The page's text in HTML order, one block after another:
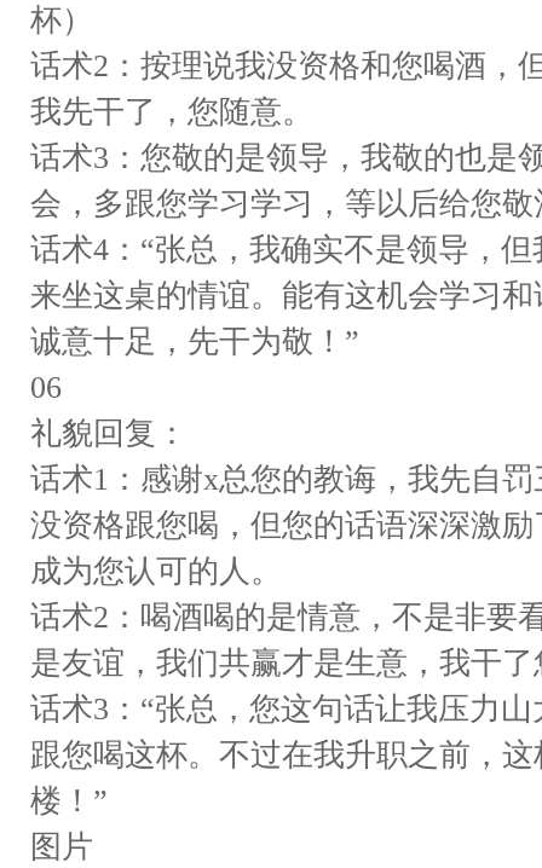
杯）
话术2：按理说我没资格和您喝酒，
我先干了，您随意。
话术3：您敬的是领导，我敬的也是
会，多跟您学习学习，等以后给您
话术4：“张总，我确实不是领导，
来坐这桌的情谊。能有这机会学习
诚意十足，先干为敬！”
06
礼貌回复：
话术1：感谢x总您的教诲，我先自
没资格跟您喝，但您的话语深深激
成为您认可的人。
话术2：喝酒喝的是情意，不是非要
是友谊，我们共赢才是生意，我干
话术3：“张总，您这句话让我压力
跟您喝这杯。不过在我升职之前，
楼！”
图片